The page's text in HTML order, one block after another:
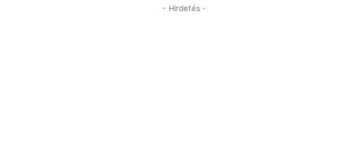
- Hirdetés -